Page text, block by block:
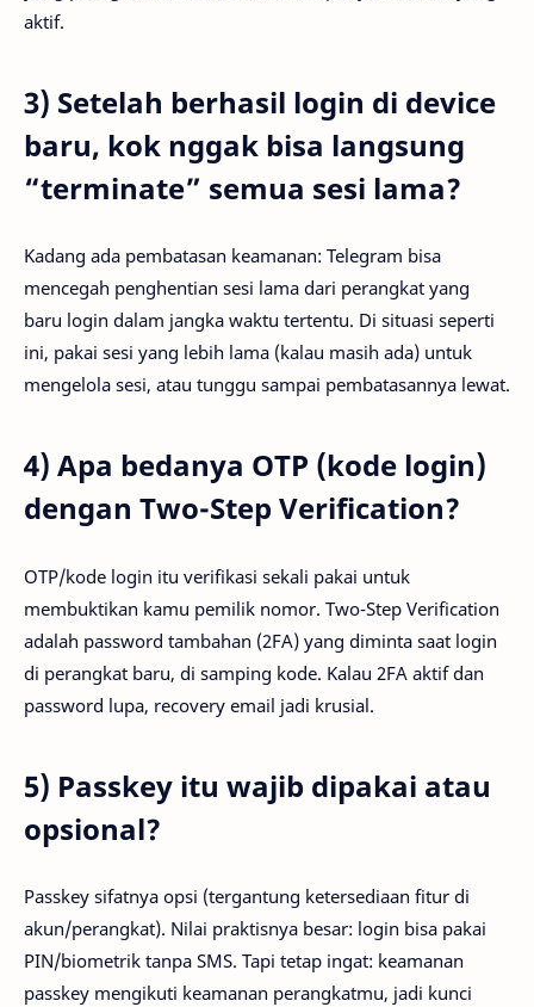
aktif.
3) Setelah berhasil login di device
baru, kok nggak bisa langsung
“terminate” semua sesi lama?
Kadang ada pembatasan keamanan: Telegram bisa
mencegah penghentian sesi lama dari perangkat yang
baru login dalam jangka waktu tertentu. Di situasi seperti
ini, pakai sesi yang lebih lama (kalau masih ada) untuk
mengelola sesi, atau tunggu sampai pembatasannya lewat.
4) Apa bedanya OTP (kode login)
dengan Two-Step Verification?
OTP/kode login itu verifikasi sekali pakai untuk
membuktikan kamu pemilik nomor. Two-Step Verification
adalah password tambahan (2FA) yang diminta saat login
di perangkat baru, di samping kode. Kalau 2FA aktif dan
password lupa, recovery email jadi krusial.
5) Passkey itu wajib dipakai atau
opsional?
Passkey sifatnya opsi (tergantung ketersediaan fitur di
akun/perangkat). Nilai praktisnya besar: login bisa pakai
PIN/biometrik tanpa SMS. Tapi tetap ingat: keamanan
passkey mengikuti keamanan perangkatmu, jadi kunci